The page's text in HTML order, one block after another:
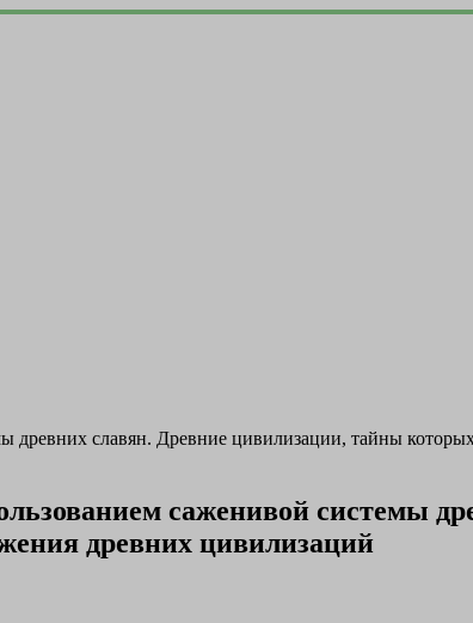
славян. Древние цивилизации, тайны
саженивой системы
древних цивилизаций